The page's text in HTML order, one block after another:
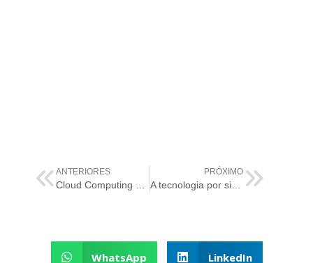
ANTERIORES PRÓXIMO
A tecnologia por si só resolve os problemas de TI?
WhatsApp LinkedIn